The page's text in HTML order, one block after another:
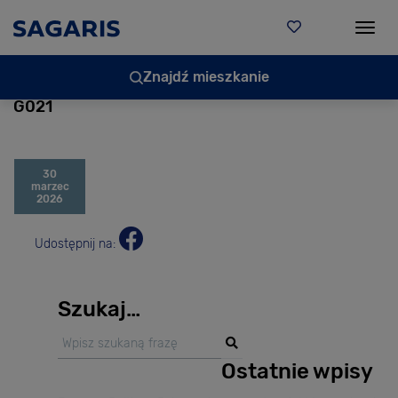
Znajdź mieszkanie
G021
30
marzec
2026
Udostępnij na:
Szukaj…
Ostatnie wpisy